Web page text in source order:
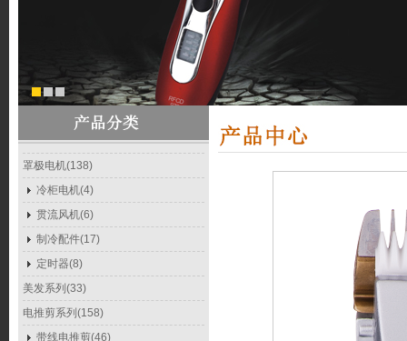
罩极电机(138)
冷柜电机(4)
贯流风机(6)
制冷配件(17)
定时器(8)
美发系列(33)
电推剪系列(158)
带线电推剪(46)